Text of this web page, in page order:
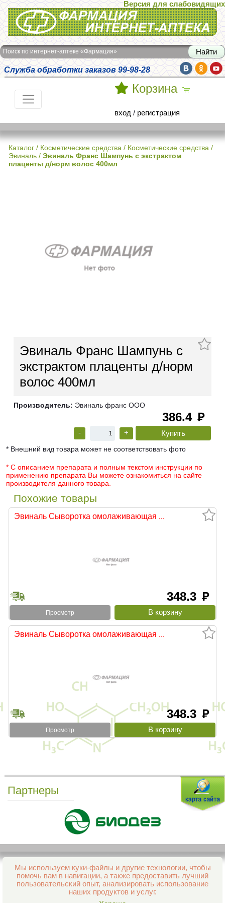
Интернет-аптека Фармация
Версия для слабовидящих
Поиск по интернет-аптеке «Фармация»
Служба обработки заказов 99-98-28
Корзина
вход / регистрация
Каталог / Косметические средства / Косметические средства /
Эвиналь / Эвиналь Франс Шампунь с экстрактом
плаценты д/норм волос 400мл
Эвиналь Франс Шампунь с
экстрактом плаценты д/норм
волос 400мл
Производитель: Эвиналь франс ООО
386.4 руб
- +
* Внешний вид товара может не соответствовать фото
* С описанием препарата и полным текстом инструкции по
применению препарата Вы можете ознакомиться на сайте
производителя данного товара.
Похожие товары
Эвиналь Сыворотка омолаживающая ...
348.3 руб
Просмотр
Эвиналь Сыворотка омолаживающая ...
348.3 руб
Просмотр
Партнеры
Мы используем куки-файлы и другие технологии, чтобы
помочь вам в навигации, а также предоставить лучший
пользовательский опыт, анализировать использование
наших продуктов и услуг.
Все права защищены и охраняются законом
© 2013–2026 Интернет-аптека Фармация
support@aptekapenza.ru
Телефон: Служба обработки заказов 99-98-28